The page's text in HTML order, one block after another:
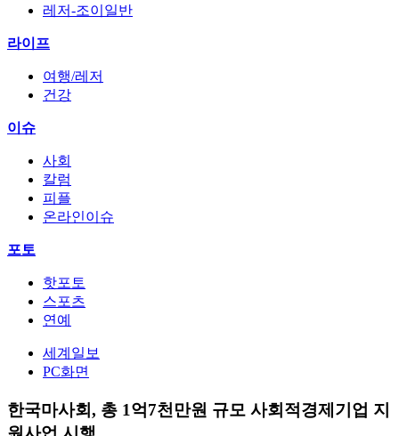
레저-조이일반
라이프
여행/레저
건강
이슈
사회
칼럼
피플
온라인이슈
포토
핫포토
스포츠
연예
세계일보
PC화면
한국마사회, 총 1억7천만원 규모 사회적경제기업 지